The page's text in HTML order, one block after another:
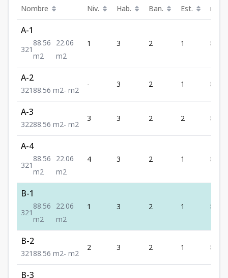
Nombre Niv. Hab. Ban. Est. m²
A-1
321
88.56
m2
22.06
m2
1 3 2 1 88.56
A-2
321 88.56 m2- m2
- 3 2 1 88.56
A-3
32288.56 m2- m2
3 3 2 2 88.56
A-4
321
88.56
m2
22.06
m2
4 3 2 1 88.56
B-1
321
88.56
m2
22.06
m2
1 3 2 1 88.56
B-2
321 88.56 m2- m2
2 3 2 1 88.56
B-3